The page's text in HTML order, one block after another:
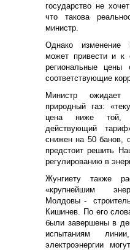
государство не
что такова
министр.
Однако изменение
может привести и к
региональные цены
соответствующие
Министр
природный газ:
цена ниже той,
действующий
снижен на 50 банов,
предстоит решить
регулированию в
Жунгиету также
«крупнейшим
Молдовы -
Кишинев. По его
были завершены в
испытаниям
электроэнергии